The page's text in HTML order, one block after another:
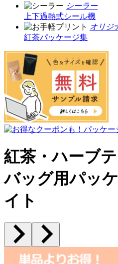
シーラー
上下過熱式シール機
オリジ
紅茶パッケージ集
紅茶・ハーブ
バッグ用パッ
イト